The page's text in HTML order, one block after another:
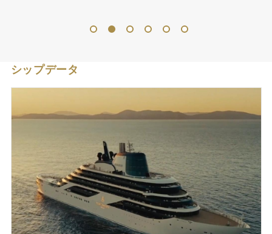
1 2 3 4 5 6
シップデータ